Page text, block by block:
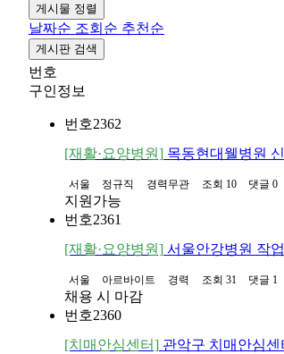
게시물 정렬
날짜순 조회순 추천순
게시판 검색
번호
구인정보
번호2362
[재활·요양병원] 목동현대웰병원
서울 정규직 경력무관 조회 10 댓글 0
지원가능
번호2361
[재활·요양병원] 서울안강병원 작
서울 아르바이트 경력 조회 31 댓글 1
채용 시 마감
번호2360
[치매안심센터] 관악구 치매안심